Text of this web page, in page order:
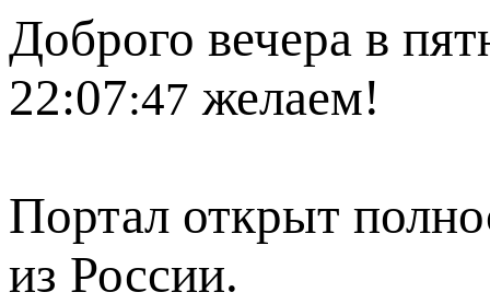
Доброго вечера в
22:07:47 желаем!
Портал открыт
из России.